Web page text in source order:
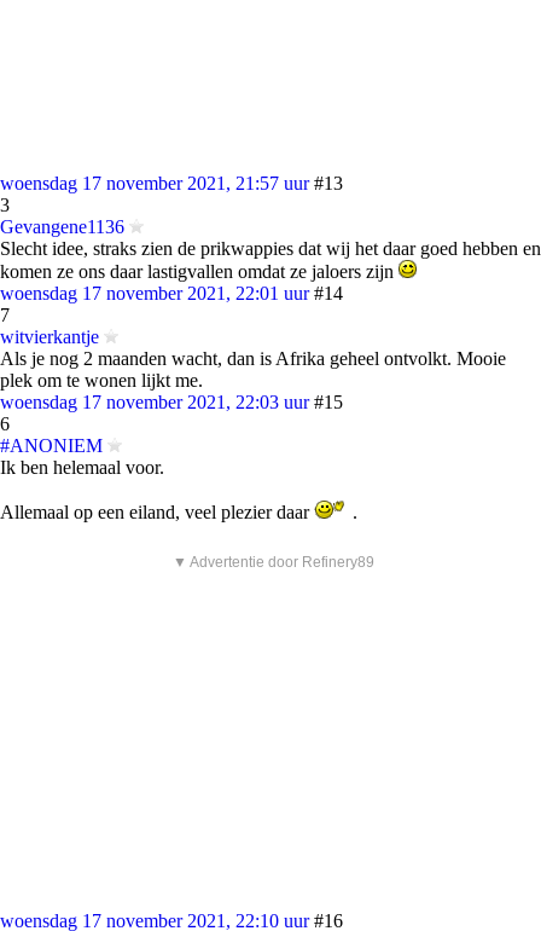
woensdag 17 november 2021, 21:57 uur #13
3
Gevangene1136
Slecht idee, straks zien de prikwappies dat wij het daar goed hebben en
komen ze ons daar lastigvallen omdat ze jaloers zijn
woensdag 17 november 2021, 22:01 uur #14
7
witvierkantje
Als je nog 2 maanden wacht, dan is Afrika geheel ontvolkt. Mooie
plek om te wonen lijkt me.
woensdag 17 november 2021, 22:03 uur #15
6
#ANONIEM
Ik ben helemaal voor.
Allemaal op een eiland, veel plezier daar .
▼ Advertentie door Refinery89
woensdag 17 november 2021, 22:10 uur #16